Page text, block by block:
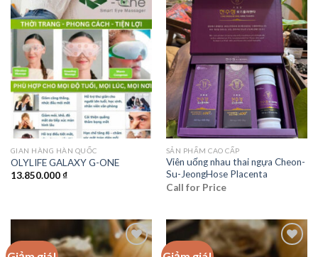
Add to
wishlist
GIAN HÀNG HÀN QUỐC
OLYLIFE GALAXY G-ONE
13.850.000₫
Add to
wishlist
SẢN PHẨM CAO CẤP
Viên uống nhau thai ngựa Cheon-
Su-JeongHose Placenta
Call for Price